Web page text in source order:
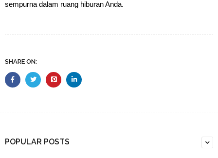
sempurna dalam ruang hiburan Anda.
SHARE ON:
POPULAR POSTS